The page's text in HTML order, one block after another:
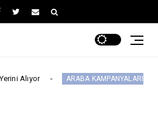
ARABA KAMPANYALARI MG 2.290.000